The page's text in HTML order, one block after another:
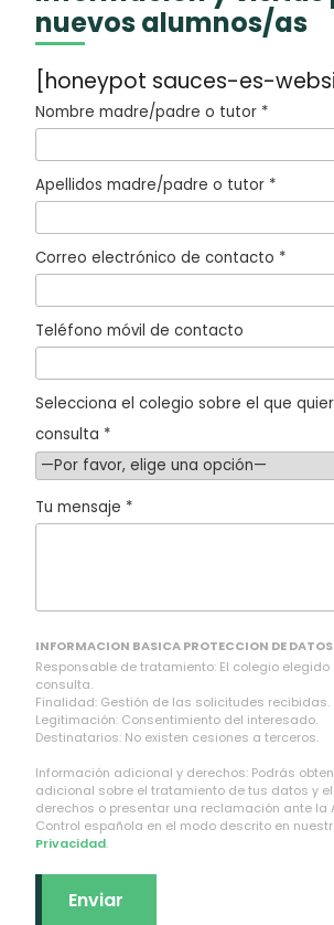
nuevos alumnos/as
[honeypot sauces-es-
Nombre madre/padre o tutor *
Apellidos madre/padre o tutor *
Correo electrónico de contacto *
Teléfono móvil de contacto
Selecciona el colegio sobre el que
consulta *
Tu mensaje *
INFORMACION BASICA PROTECCION DE DATOS
Responsable de tratamiento: El colegio
consulta.
Finalidad: Gestión de las solicitudes recibidas.
Legitimación: Consentimiento del interesado.
Destinatarios: No existen cesiones a terceros.
Información adicional y derechos: Podrás
adicional sobre el tratamiento de tus datos y
derechos o presentar una reclamación ante la
Control española en el modo descrito en
Privacidad.